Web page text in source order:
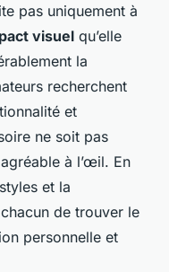
pas uniquement à
visuel qu’elle
la
recherchent
et
ne soit pas
à l’œil. En
et la
de trouver le
personnelle et